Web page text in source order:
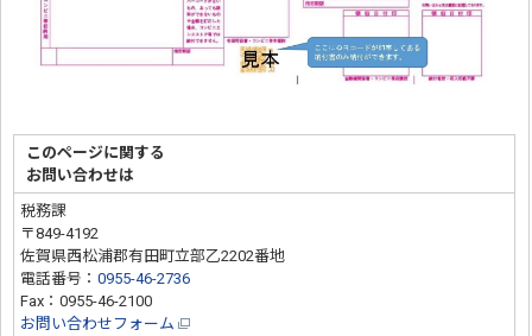
このページに関する
お問い合わせは
税務課
〒849-4192
佐賀県西松浦郡有田町立部乙2202番地
電話番号：0955-46-2736
Fax：0955-46-2100
お問い合わせフォーム